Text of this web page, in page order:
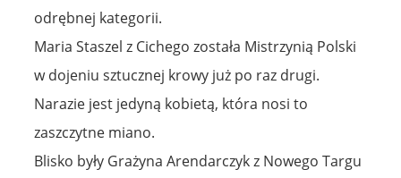
odrębnej kategorii.
Maria Staszel z Cichego została Mistrzynią Polski
w dojeniu sztucznej krowy już po raz drugi.
Narazie jest jedyną kobietą, która nosi to
zaszczytne miano.
Blisko były Grażyna Arendarczyk z Nowego Targu